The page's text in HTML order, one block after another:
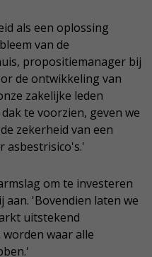
als een oplossing
van de
propositiemanager bij
de ontwikkeling van
zakelijke leden
te voorzien, geven we
zekerheid van een
asbestrisico's.'
om te investeren
'Bovendien laten we
uitstekend
waar alle